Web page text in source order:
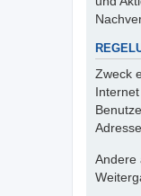
Zweck
Andere